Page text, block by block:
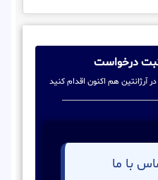
درخواست
آرژانتین هم اکنون اقدام کنید
با ما